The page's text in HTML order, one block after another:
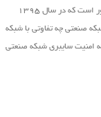
است که در سال ۱۳۹۵
صنعتی چه تفاوتی با شبکه
امنیت سایبری شبکه صنعتی